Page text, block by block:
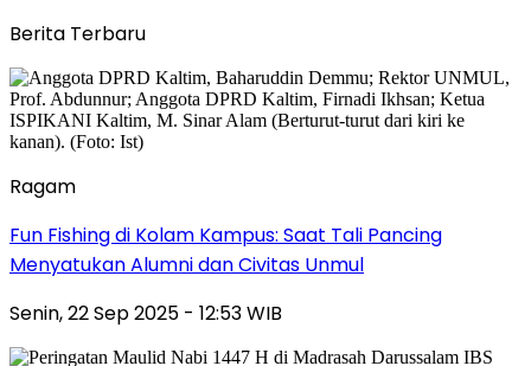
Berita Terbaru
Ragam
Fun Fishing di Kolam Kampus: Saat Tali Pancing
Menyatukan Alumni dan Civitas Unmul
Senin, 22 Sep 2025 - 12:53 WIB